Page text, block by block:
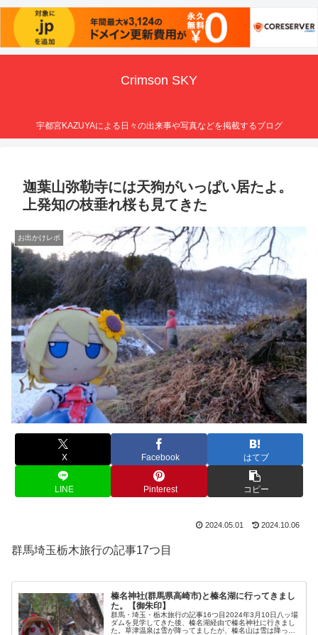
Crimson SKY
宇都宮KAZUYAによる日々の出来事や写真などを掲載するブログ
迦葉山弥勒寺には天狗がいっぱい居たよ。
上発知の枝垂れ桜も見てきた
お出かけレポ
X Facebook はてブ
LINE Pinterest コピー
2024.05.01 2024.10.06
群馬埼玉栃木旅行の記事17つ目
榛名神社(群馬県高崎市)と榛名湖に行ってきまし
た。【御朱印】
群馬・埼玉・栃木旅行の記事16つ目2024年3月10日八ッ場
ダムを見学してきた後、榛名湖経由で榛名神社に行きまし
た。草津温泉は雪が降ってましたが、榛名山は雪は降って